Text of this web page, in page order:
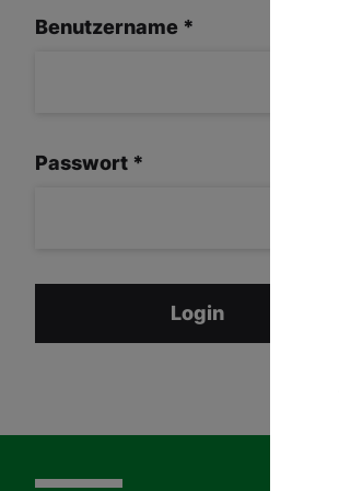
Benutzername *
Passwort *
Login